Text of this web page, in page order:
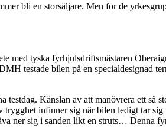
bli en storsäljare. Men för de
med tyska fyrhjulsdriftsmästaren
testade bilen på en specialdesignad
testdag. Känslan av att manövrera ett
infinner sig när bilen ledigt tar
ner sig i sanden likt en struts… Denna